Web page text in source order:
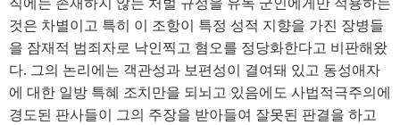
것은 차별이고 특히 이 조항이 특정 성적 지향을 가진 장병들
을 잠재적 범죄자로 낙인찍고 혐오를 정당화한다고 비판해왔
다. 그의 논리에는 객관성과 보편성이 결여돼 있고 동성애자
에 대한 일방 특혜 조치만을 되뇌고 있음에도 사법적극주의에
경도된 판사들이 그의 주장을 받아들여 잘못된 판결을 하고